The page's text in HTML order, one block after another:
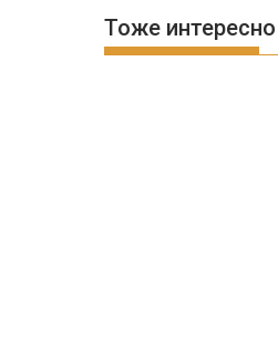
Тоже интересно